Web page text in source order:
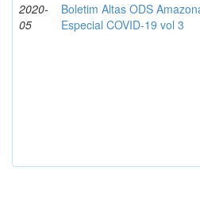
2020-
05
Boletim Altas ODS
Especial COVID-19 vol 3